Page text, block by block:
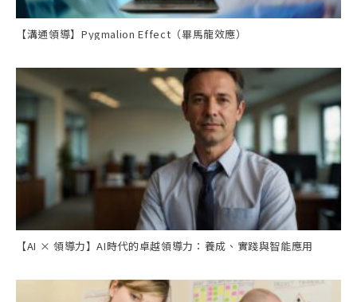
【溝通領導】Pygmalion Effect（畢馬龍效應）
【AI × 領導力】AI時代的卓越領導力：養成、實踐與智能應用